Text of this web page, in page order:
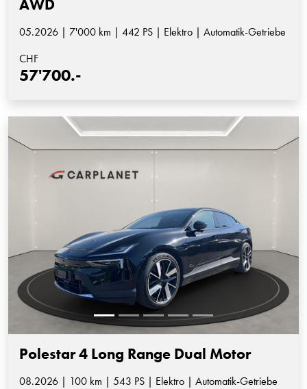
AWD
05.2026 | 7'000 km | 442 PS | Elektro | Automatik-Getriebe
CHF
57'700.-
Polestar 4 Long Range Dual Motor
08.2026 | 100 km | 543 PS | Elektro | Automatik-Getriebe